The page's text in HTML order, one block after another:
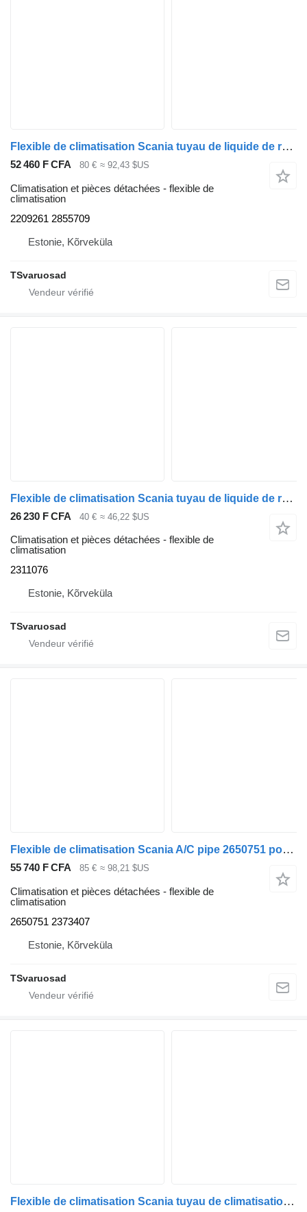
Flexible de climatisation Scania tuyau de liquide de refroidissement 2209261 pour tracteur routier Scania R410
52 460 F CFA 80 € ≈ 92,43 $US
Climatisation et pièces détachées - flexible de
climatisation
2209261 2855709
Estonie, Kõrveküla
TSvaruosad
Flexible de climatisation Scania tuyau de liquide de refroidissement 2311076 pour tracteur routier Scania R410
26 230 F CFA 40 € ≈ 46,22 $US
Climatisation et pièces détachées - flexible de
climatisation
2311076
Estonie, Kõrveküla
TSvaruosad
Flexible de climatisation Scania A/C pipe 2650751 pour tracteur routier Scania R410
55 740 F CFA 85 € ≈ 98,21 $US
Climatisation et pièces détachées - flexible de
climatisation
2650751 2373407
Estonie, Kõrveküla
TSvaruosad
Flexible de climatisation Scania tuyau de climatisation 2483734 pour tracteur routier Scania R410